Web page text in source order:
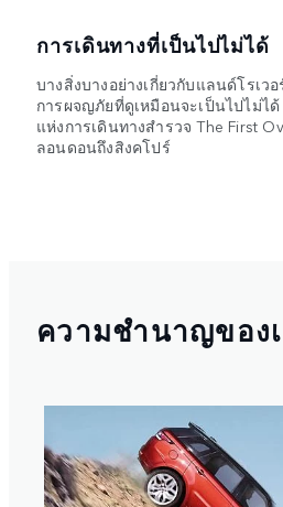
การเดินทางที่เป็นไปไม่ได้
บางสิ่งบางอย่างเกี่ยวกับแลนด์โรเว
การผจญภัยที่ดูเหมือนจะเป็นไปไม่ไ
แห่งการเดินทางสำรวจ The First
ลอนดอนถึงสิงคโปร์
ความชำนาญของ